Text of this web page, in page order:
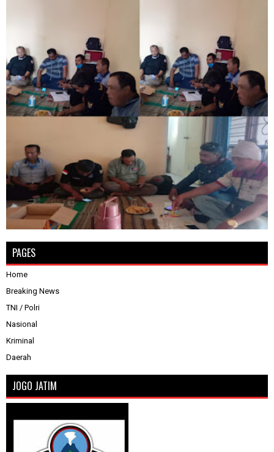
PAGES
Home
Breaking News
TNI / Polri
Nasional
Kriminal
Daerah
JOGO JATIM